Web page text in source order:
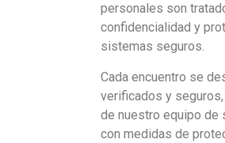
personales son
confidencialidad y
sistemas seguros.
Cada encuentro se
verificados y
de nuestro equipo de
con medidas de